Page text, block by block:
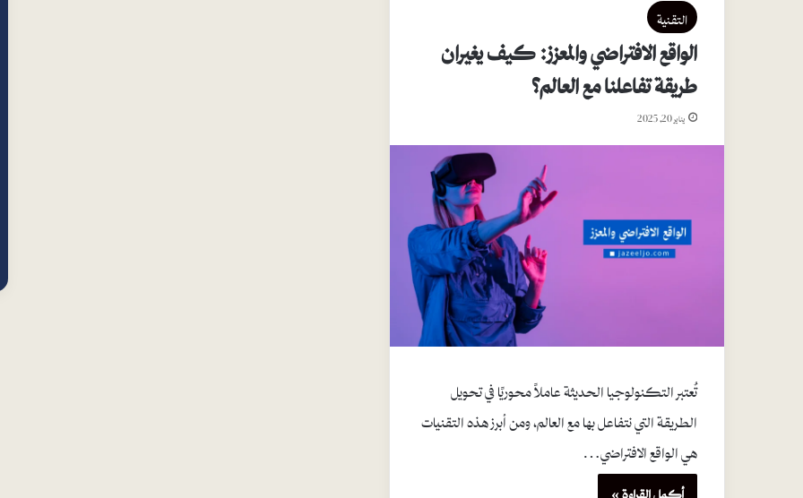
التقنية
الواقع الافتراضي والمعزز: كيف يغيران
طريقة تفاعلنا مع العالم؟
يناير 20, 2025
تُعتبر التكنولوجيا الحديثة عاملاً محوريًا في تحويل
الطريقة التي نتفاعل بها مع العالم، ومن أبرز هذه التقنيات
هي الواقع الافتراضي…